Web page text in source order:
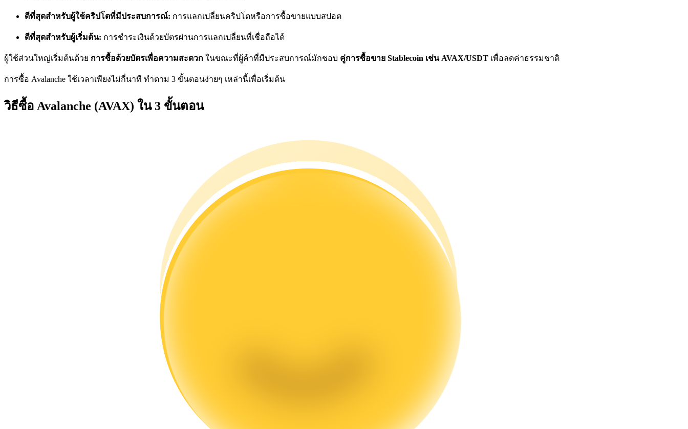
เป็นเทรดเดอร์คัดลอก
การวิเคราะห์ข้อมูลขนาดใหญ่ รวมถึงข้อมูลการค้า ฯลฯ
ดีที่สุดสำหรับผู้ใช้คริปโตที่มีประสบการณ์: การแลกเปลี่ยนคริปโตหรือการซื้อขายแบบสปอต
ดีที่สุดสำหรับผู้เริ่มต้น: การชำระเงินด้วยบัตรผ่านการแลกเปลี่ยนที่เชื่อถือได้
ผู้ใช้ส่วนใหญ่เริ่มต้นด้วย การซื้อด้วยบัตรเพื่อความสะดวก ในขณะที่ผู้ค้าที่มีประสบการณ์มักชอบ คู่การซื้อขาย Stablecoin เช่น AVAX/USDT เพื่อลดค่าธรรมชาติ
การซื้อ Avalanche ใช้เวลาเพียงไม่กี่นาที ทำตาม 3 ขั้นตอนง่ายๆ เหล่านี้เพื่อเริ่มต้น
วิธีซื้อ Avalanche (AVAX) ใน 3 ขั้นตอน